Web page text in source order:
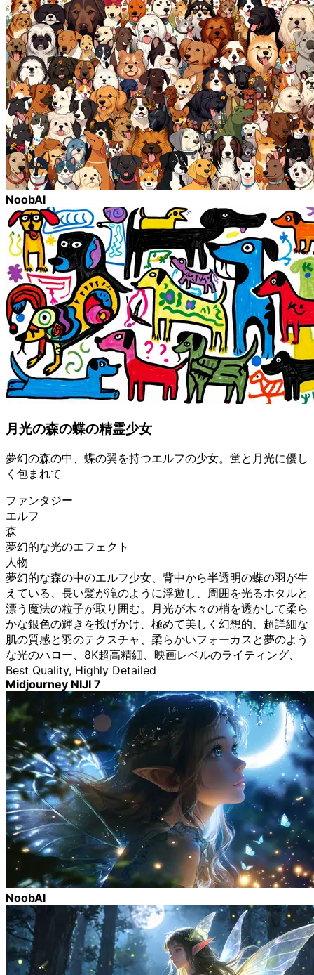
NoobAI
月光の森の蝶の精霊少女
夢幻の森の中、蝶の翼を持つエルフの少女。蛍と月光に優し
く包まれて
ファンタジー
エルフ
森
夢幻的な光のエフェクト
人物
夢幻的な森の中のエルフ少女、背中から半透明の蝶の羽が生
えている、長い髪が滝のように浮遊し、周囲を光るホタルと
漂う魔法の粒子が取り囲む。月光が木々の梢を透かして柔ら
かな銀色の輝きを投げかけ、極めて美しく幻想的、超詳細な
肌の質感と羽のテクスチャ、柔らかいフォーカスと夢のよう
な光のハロー、8K超高精細、映画レベルのライティング、
Best Quality, Highly Detailed
Midjourney NIJI 7
NoobAI